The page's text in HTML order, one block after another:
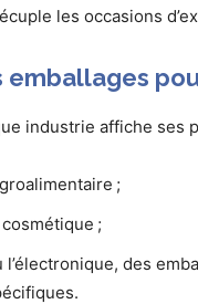
les occasions
emballages
industrie affiche ses
;
;
l’électronique, des